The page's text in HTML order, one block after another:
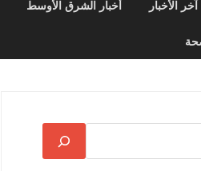
آخر الأخبار أخبار الشرق الأوسط